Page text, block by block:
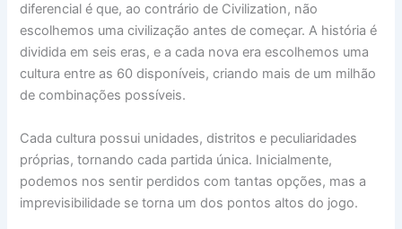
diferencial é que, ao contrário de Civilization, não
escolhemos uma civilização antes de começar. A história é
dividida em seis eras, e a cada nova era escolhemos uma
cultura entre as 60 disponíveis, criando mais de um milhão
de combinações possíveis.
Cada cultura possui unidades, distritos e peculiaridades
próprias, tornando cada partida única. Inicialmente,
podemos nos sentir perdidos com tantas opções, mas a
imprevisibilidade se torna um dos pontos altos do jogo.